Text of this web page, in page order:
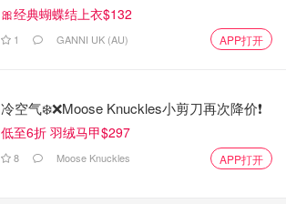
🎀经典蝴蝶结上衣$132
1 GANNI UK (AU) APP打开
冷空气❄️❌️Moose Knuckles小剪刀再次降价❗️
低至6折 羽绒马甲$297
8 Moose Knuckles APP打开